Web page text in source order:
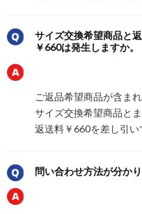
サイズ交換希望商品と
￥660は発生しますか。
ご返品希望商品が含まれ
サイズ交換希望商品と
返送料￥660を差し引い
問い合わせ方法が分かり